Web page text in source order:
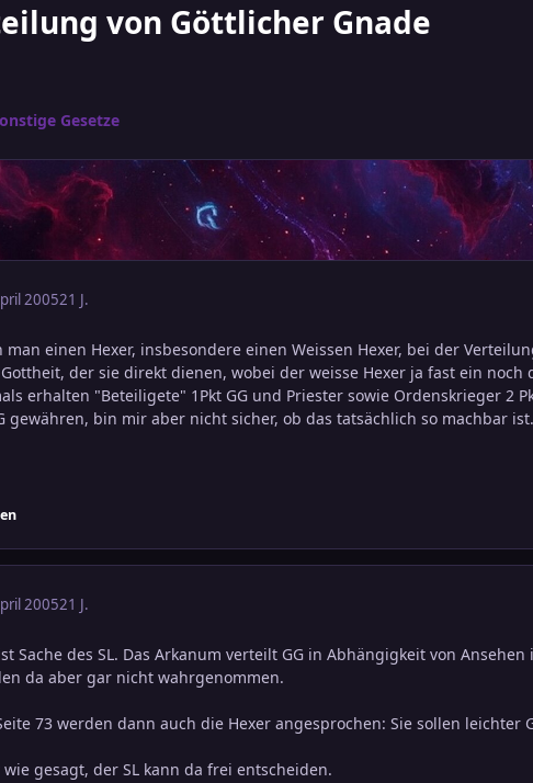
von Göttlicher Gnade
Gesetze
200521 J.
man einen Hexer, insbesondere einen Weissen Hexer, bei der
der sie direkt dienen, wobei der weisse Hexer ja fast ein noch
erhalten "Beteiligete" 1Pkt GG und Priester sowie Ordenskrieger 2
gewähren, bin mir aber nicht sicher, ob das tatsächlich so machbar ist.
200521 J.
Sache des SL. Das Arkanum verteilt GG in Abhängigkeit von
da aber gar nicht wahrgenommen.
73 werden dann auch die Hexer angesprochen: Sie sollen
wie gesagt, der SL kann da frei entscheiden.